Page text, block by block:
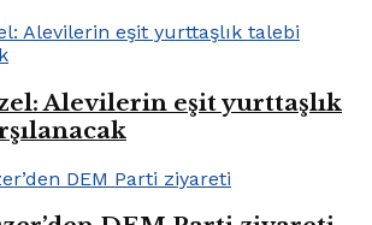
Alevilerin eşit yurttaşlık